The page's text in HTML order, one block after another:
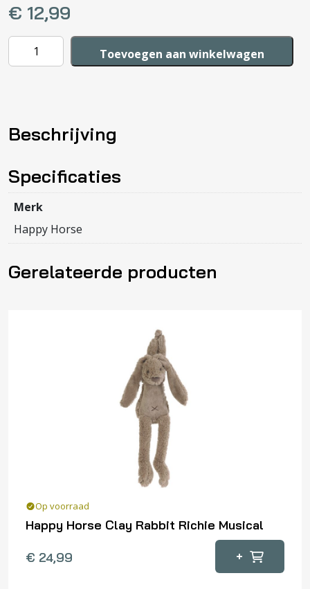
€ 12,99
Happy
Horse
Tuttle
Toevoegen aan winkelwagen
Beschrijving
Specificaties
Merk
Happy Horse
Gerelateerde producten
Op voorraad
Happy Horse Clay Rabbit Richie Musical
€ 24,99 +